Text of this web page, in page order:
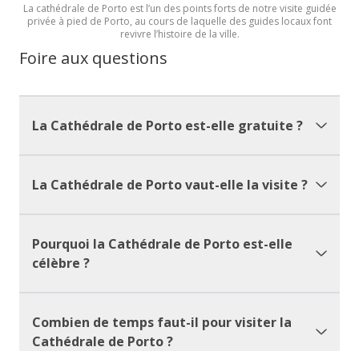
La cathédrale de Porto est l’un des points forts de notre visite guidée
privée à pied de Porto, au cours de laquelle des guides locaux font
revivre l’histoire de la ville.
Foire aux questions
La Cathédrale de Porto est-elle gratuite ?
La Cathédrale de Porto vaut-elle la visite ?
Pourquoi la Cathédrale de Porto est-elle
célèbre ?
Combien de temps faut-il pour visiter la
Cathédrale de Porto ?